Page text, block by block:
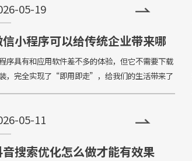
05-19
信小程序可以给传统企业带来哪
好处？
序具有和应用软件差不多的体验，但它不需要下载
，完全实现了“即用即走”，给我们的生活带来了
那么05-11
音搜索优化怎么做才能有效果